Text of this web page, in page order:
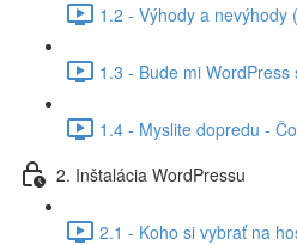
1.2 - Výhody a nevýhody
1.3 - Bude mi WordPress
1.4 - Myslite dopredu -
2. Inštalácia WordPressu
2.1 - Koho si vybrať na